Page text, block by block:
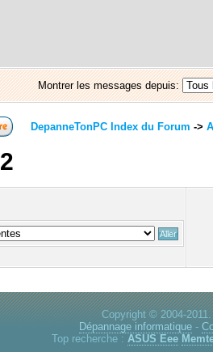
Montrer les messages depuis:
DepanneTonPC Index du Forum ->
2
Copyright © 2004-
Dépannage informatique -
Top recherche : ASUS Eee